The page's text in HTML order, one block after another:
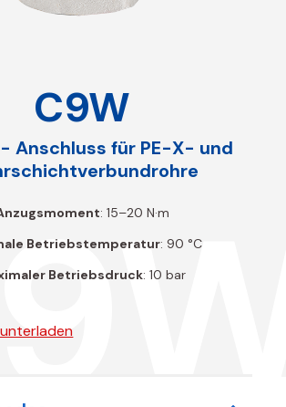
C9W
Anschluss für PE-X- und
: 15–20 N·m
Betriebstemperatur: 90 °C
Betriebsdruck: 10 bar